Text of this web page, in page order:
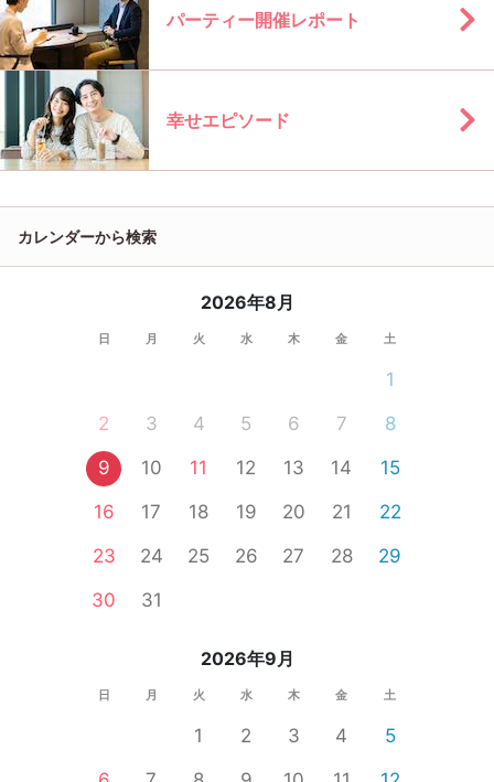
パーティー開催レポート
幸せエピソード
カレンダーから検索
2026年8月
日 月 火 水 木 金 土
1
2
3 4 5 6 7
8
9
10 11 12 13 14
15
16
17 18 19 20 21
22
23
24 25 26 27 28
29
30
31
2026年9月
日 月 火 水 木 金 土
1 2 3 4
5